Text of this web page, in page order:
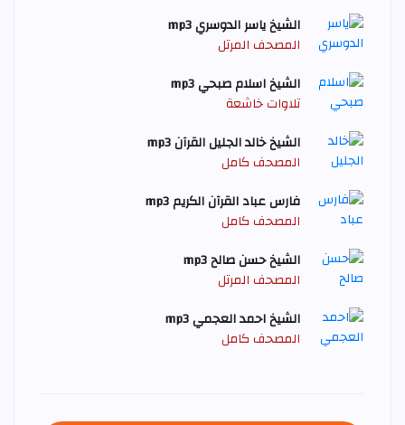
الشيخ ياسر الدوسري mp3
المصحف المرتل
الشيخ اسلام صبحي mp3
تلاوات خاشعة
الشيخ خالد الجليل القرآن mp3
المصحف كامل
فارس عباد القرآن الكريم mp3
المصحف كامل
الشيخ حسن صالح mp3
المصحف المرتل
الشيخ احمد العجمي mp3
المصحف كامل